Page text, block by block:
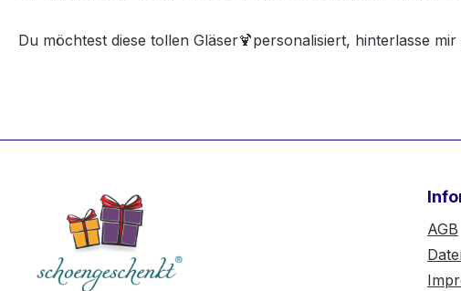
Du möchtest diese tollen Gläser🍹personalisiert, hinterlasse
AGB